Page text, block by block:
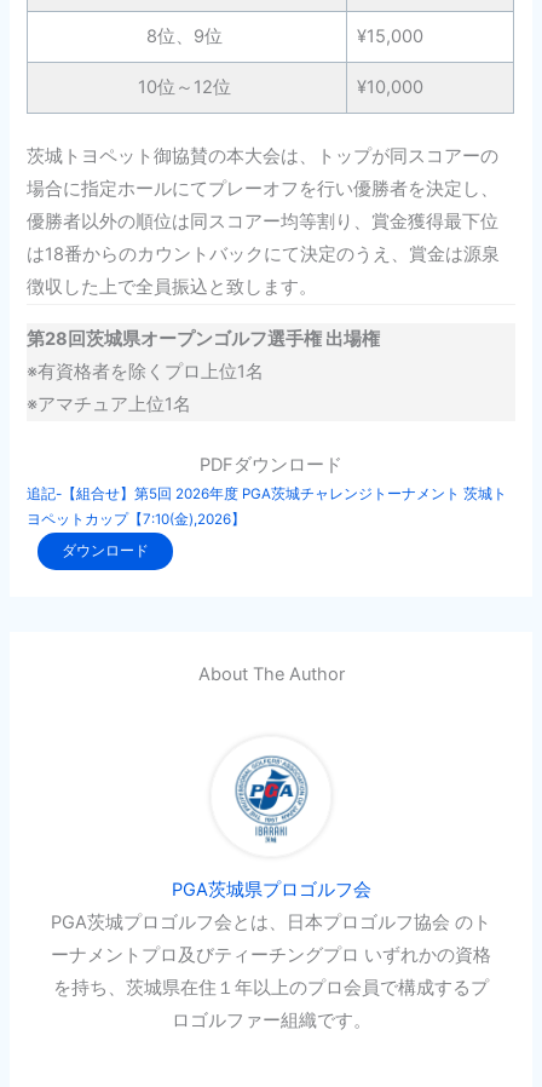
8位、9位 ¥15,000
10位～12位 ¥10,000
茨城トヨペット御協賛の本大会は、トップが同スコアーの
場合に指定ホールにてプレーオフを行い優勝者を決定し、
優勝者以外の順位は同スコアー均等割り、賞金獲得最下位
は18番からのカウントバックにて決定のうえ、賞金は源泉
徴収した上で全員振込と致します。
第28回茨城県オープンゴルフ選手権 出場権
※有資格者を除くプロ上位1名
※アマチュア上位1名
PDFダウンロード
追記-【組合せ】第5回 2026年度 PGA茨城チャレンジトーナメント 茨城ト
ヨペットカップ【7:10(金),2026】
ダウンロード
About The Author
PGA茨城県プロゴルフ会
PGA茨城プロゴルフ会とは、日本プロゴルフ協会 のト
ーナメントプロ及びティーチングプロ いずれかの資格
を持ち、茨城県在住１年以上のプロ会員で構成するプ
ロゴルファー組織です。